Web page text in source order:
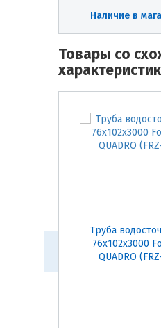
Наличие в
Товары со
Труба
76х102х3000
QUADRO